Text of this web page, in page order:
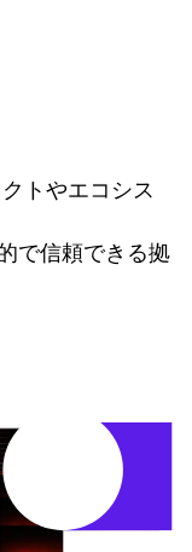
トやエコシス
で信頼できる拠